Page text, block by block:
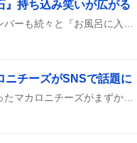
』持ち込み笑いが広がる
ニチーズがSNSで話題に